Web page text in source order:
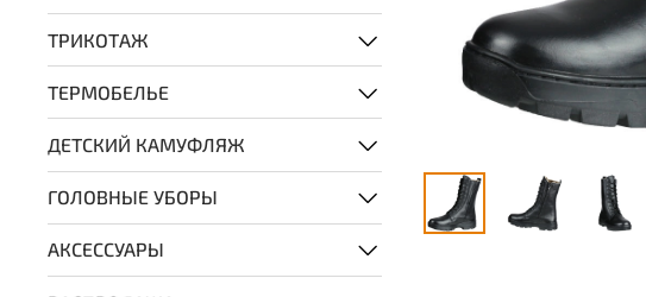
ТРИКОТАЖ
ТЕРМОБЕЛЬЕ
ДЕТСКИЙ КАМУФЛЯЖ
ГОЛОВНЫЕ УБОРЫ
АКСЕССУАРЫ